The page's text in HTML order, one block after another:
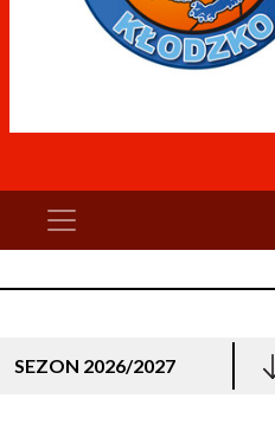
SEZON 2026/2027